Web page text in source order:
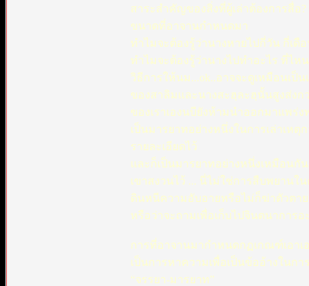
สาระสำคัญของสิ่งที่ผู้เล่าต้องการสื่อ?
ขนาดที่อาจานกำหนดมา
ทำไมจะต้องรู้ว่านางหายไปกี่วัน กี่เดื
ทำไมจะต้องรู้ว่านางไปทำอะไร ที่ไห
วิธีการให้นม...ok..อาจจะดูเหมือนเป็
ของสาลิมและนางสะฮฺละฮฺนั้นสูงส่งก
ของเราเองนบียังห้ามนำออกมาแพร่ง
เป็นมารยาทอย่างหนึ่งในการเล่าเห
รายละเอียดไว้
และก็เป็นมารยาทอย่างหนึ่งเหมือน
เขาสงวนไว้ ... นี่ไม่ใช่การสืบพยาน
ดินหนีความอับอายหรือไม่ก็ฆ่าตัวตาย
หรือว่าจะถามเพื่อเก็บไปจินตนาการอ
การที่อาจานมากำหนดกฏเกณฑ์เอาเ
เป็นการหาความเพื่อเป็นข้ออ้างในก
“จรรยา-มารยาท”